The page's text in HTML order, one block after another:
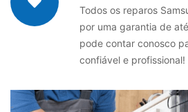
Todos os reparos
por uma garantia de
pode contar conosco
confiável e profissional!